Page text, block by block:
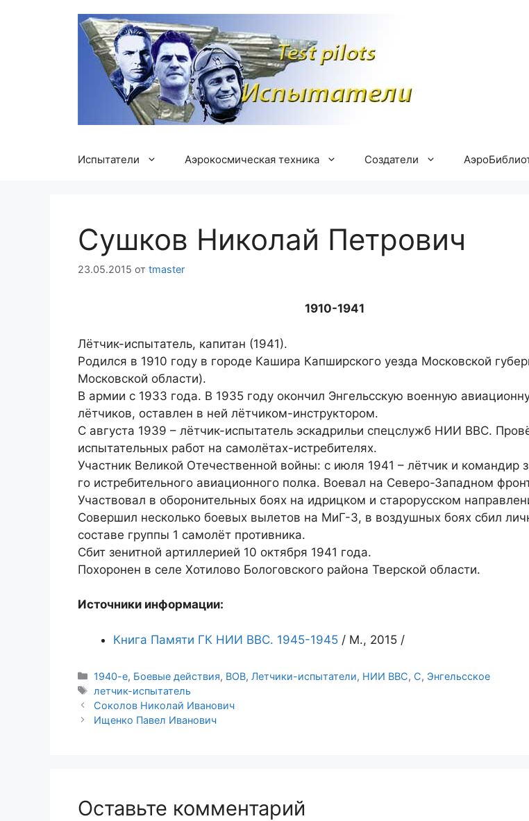
Испытатели Аэрокосмическая техника Создатели
Сушков Николай Петрович
23.05.2015 от tmaster
1910-1941
Лётчик-испытатель, капитан (1941).
Родился в 1910 году в городе Кашира Капширского уезда Московской
Московской области).
В армии с 1933 года. В 1935 году окончил Энгельсскую военную
лётчиков, оставлен в ней лётчиком-инструктором.
С августа 1939 – лётчик-испытатель эскадрильи спецслужб НИИ ВВС.
испытательных работ на самолётах-истребителях.
Участник Великой Отечественной войны: с июля 1941 – лётчик и командир
го истребительного авиационного полка. Воевал на Северо-Западном
Участвовал в оборонительных боях на идрицком и старорусском
Совершил несколько боевых вылетов на МиГ-3, в воздушных боях сбил
составе группы 1 самолёт противника.
Сбит зенитной артиллерией 10 октября 1941 года.
Похоронен в селе Хотилово Бологовского района Тверской области.
Источники информации:
Книга Памяти ГК НИИ ВВС. 1945-1945 / М., 2015 /
Рубрики
1940-е, Боевые действия, ВОВ,Летчики-испытатели, НИИ ВВС, С, Энгельсское
Метки
летчик-испытатель
Соколов Николай Иванович
Ищенко Павел Иванович
Оставьте комментарий